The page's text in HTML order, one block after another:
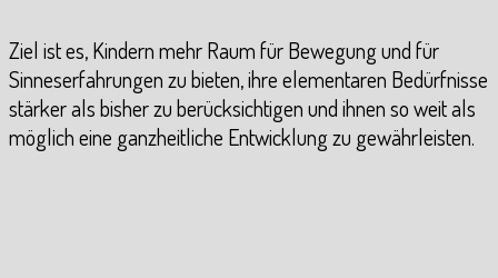
Ziel ist es, Kindern mehr Raum für Bewegung und für
Sinneserfahrungen zu bieten, ihre elementaren Bedürfnisse
stärker als bisher zu berücksichtigen und ihnen so weit als
möglich eine ganzheitliche Entwicklung zu gewährleisten.